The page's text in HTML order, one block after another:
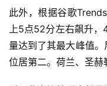
此外，根据谷歌
上5点52分左右飙升，
量达到了其最大峰值
位居第二。荷兰、圣赫